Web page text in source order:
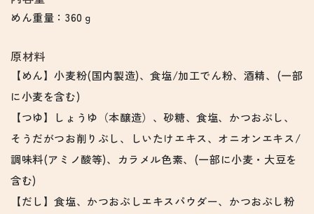
めん重量：360ｇ
原材料
【めん】小麦粉(国内製造)、食塩/加工でん粉、酒精、(一部
に小麦を含む)
【つゆ】しょうゆ（本醸造）、砂糖、食塩、かつおぶし、
そうだがつお削りぶし、しいたけエキス、オニオンエキス/
調味料(アミノ酸等)、カラメル色素、(一部に小麦・大豆を
含む)
【だし】食塩、かつおぶしエキスパウダー、かつおぶし粉